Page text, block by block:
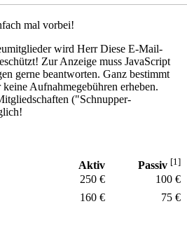
mal vorbei!
wird HerrDiese E-Mail-
Zur Anzeige muss JavaScript
gerne beantworten. Ganz bestimmt
Aufnahmegebühren erheben.
("Schnupper­
Aktiv Passiv [1]
250 €
100 €
160 € 75 €